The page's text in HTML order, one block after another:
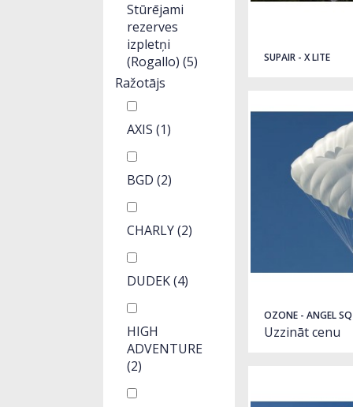
Stūrējami
rezerves
izpletņi
(Rogallo) (5)
Ražotājs
AXIS (1)
BGD (2)
CHARLY(2)
DUDEK(4)
HIGH
ADVENTURE
(2)
SUPAIR - X LITE
OZONE - ANGEL
Uzzināt cenu